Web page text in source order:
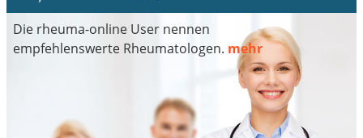
Die rheuma-online User nennen
empfehlenswerte Rheumatologen. mehr